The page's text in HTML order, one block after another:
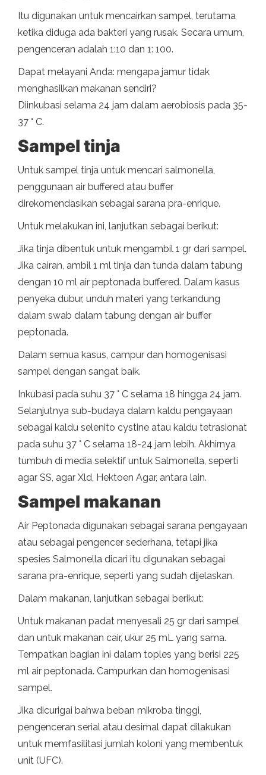
Itu digunakan untuk mencairkan sampel, terutama
ketika diduga ada bakteri yang rusak. Secara umum,
pengenceran adalah 1:10 dan 1: 100.
Dapat melayani Anda: mengapa jamur tidak
menghasilkan makanan sendiri?
Diinkubasi selama 24 jam dalam aerobiosis pada 35-
37 ° C.
Sampel tinja
Untuk sampel tinja untuk mencari salmonella,
penggunaan air buffered atau buffer
direkomendasikan sebagai sarana pra-enrique.
Untuk melakukan ini, lanjutkan sebagai berikut:
Jika tinja dibentuk untuk mengambil 1 gr dari sampel.
Jika cairan, ambil 1 ml tinja dan tunda dalam tabung
dengan 10 ml air peptonada buffered. Dalam kasus
penyeka dubur, unduh materi yang terkandung
dalam swab dalam tabung dengan air buffer
peptonada.
Dalam semua kasus, campur dan homogenisasi
sampel dengan sangat baik.
Inkubasi pada suhu 37 ° C selama 18 hingga 24 jam.
Selanjutnya sub-budaya dalam kaldu pengayaan
sebagai kaldu selenito cystine atau kaldu tetrasionat
pada suhu 37 ° C selama 18-24 jam lebih. Akhirnya
tumbuh di media selektif untuk Salmonella, seperti
agar SS, agar Xld, Hektoen Agar, antara lain.
Sampel makanan
Air Peptonada digunakan sebagai sarana pengayaan
atau sebagai pengencer sederhana, tetapi jika
spesies Salmonella dicari itu digunakan sebagai
sarana pra-enrique, seperti yang sudah dijelaskan.
Dalam makanan, lanjutkan sebagai berikut:
Untuk makanan padat menyesali 25 gr dari sampel
dan untuk makanan cair, ukur 25 mL yang sama.
Tempatkan bagian ini dalam toples yang berisi 225
ml air peptonada. Campurkan dan homogenisasi
sampel.
Jika dicurigai bahwa beban mikroba tinggi,
pengenceran serial atau desimal dapat dilakukan
untuk memfasilitasi jumlah koloni yang membentuk
unit (UFC).